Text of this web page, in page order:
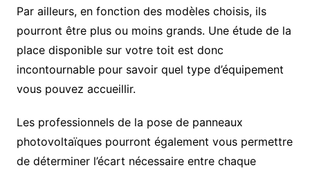
Par ailleurs, en fonction des modèles choisis, ils
pourront être plus ou moins grands. Une étude de la
place disponible sur votre toit est donc
incontournable pour savoir quel type d’équipement
vous pouvez accueillir.
Les professionnels de la pose de panneaux
photovoltaïques pourront également vous permettre
de déterminer l’écart nécessaire entre chaque